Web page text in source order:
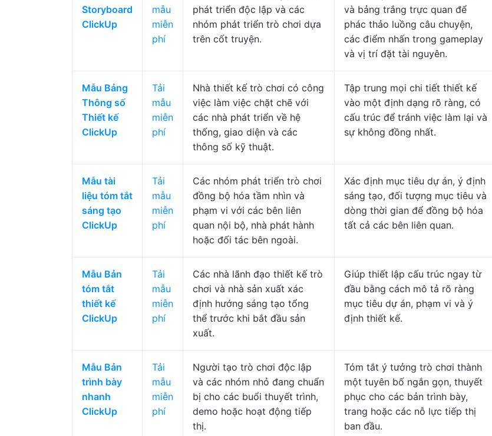
Storyboard
ClickUp
mẫu
miễn
phí
phát triển độc lập và các
nhóm phát triển trò chơi dựa
trên cốt truyện.
và bảng trắng trực quan để
phác thảo luồng câu chuyện,
các điểm nhấn trong gameplay
và vị trí đặt tài nguyên.
Mẫu Bảng
Thông số
Thiết kế
ClickUp
Tải
mẫu
miễn
phí
Nhà thiết kế trò chơi có công
việc làm việc chặt chẽ với
các nhà phát triển về hệ
thống, giao diện và các
thông số kỹ thuật.
Tập trung mọi chi tiết thiết kế
vào một định dạng rõ ràng, có
cấu trúc để tránh việc làm lại và
sự không đồng nhất.
Mẫu tài
liệu tóm tắt
sáng tạo
ClickUp
Tải
mẫu
miễn
phí
Các nhóm phát triển trò chơi
đồng bộ hóa tầm nhìn và
phạm vi với các bên liên
quan nội bộ, nhà phát hành
hoặc đối tác bên ngoài.
Xác định mục tiêu dự án, ý định
sáng tạo, đối tượng mục tiêu và
dòng thời gian để đồng bộ hóa
tất cả các bên liên quan.
Mẫu Bản
tóm tắt
thiết kế
ClickUp
Tải
mẫu
miễn
phí
Các nhà lãnh đạo thiết kế trò
chơi và nhà sản xuất xác
định hướng sáng tạo tổng
thể trước khi bắt đầu sản
xuất.
Giúp thiết lập cấu trúc ngay từ
đầu bằng cách mô tả rõ ràng
mục tiêu dự án, phạm vi và ý
định thiết kế.
Mẫu Bản
trình bày
nhanh
ClickUp
Tải
mẫu
miễn
phí
Người tạo trò chơi độc lập
và các nhóm nhỏ đang chuẩn
bị cho các buổi thuyết trình,
demo hoặc hoạt động tiếp
thị.
Tóm tắt ý tưởng trò chơi thành
một tuyên bố ngắn gọn, thuyết
phục cho các bản trình bày,
trang hoặc các nỗ lực tiếp thị
ban đầu.